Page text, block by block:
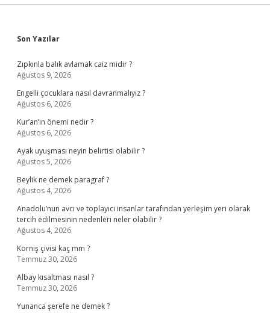
Sidebar
Son Yazılar
Zıpkınla balık avlamak caiz midir ?
Ağustos 9, 2026
Engelli çocuklara nasıl davranmalıyız ?
Ağustos 6, 2026
Kur’an’ın önemi nedir ?
Ağustos 6, 2026
Ayak uyuşması neyin belirtisi olabilir ?
Ağustos 5, 2026
Beylik ne demek paragraf ?
Ağustos 4, 2026
Anadolu’nun avcı ve toplayıcı insanlar tarafından yerleşim yeri olarak
tercih edilmesinin nedenleri neler olabilir ?
Ağustos 4, 2026
Korniş çivisi kaç mm ?
Temmuz 30, 2026
Albay kısaltması nasıl ?
Temmuz 30, 2026
Yunanca şerefe ne demek ?